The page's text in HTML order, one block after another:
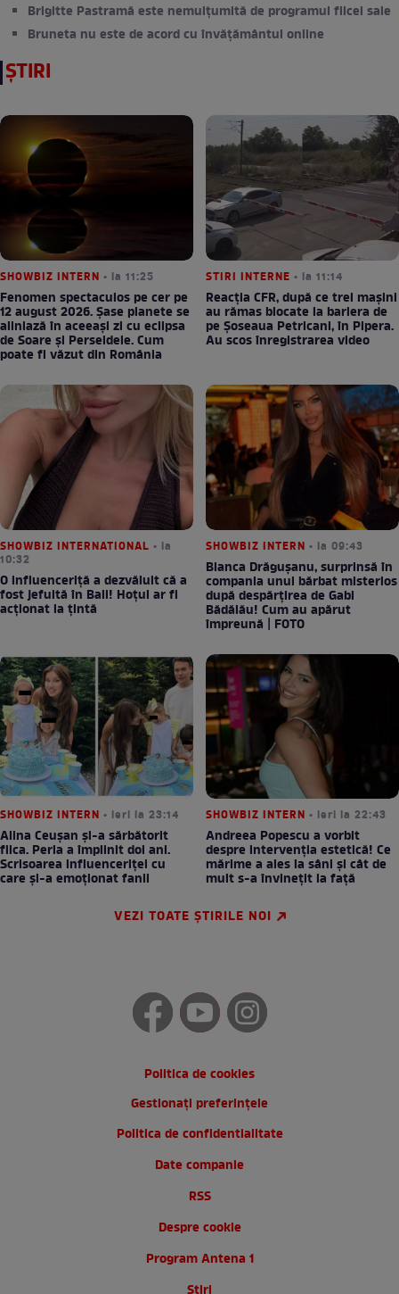
Brigitte Pastramă este nemulțumită de programul fiicei sale
Bruneta nu este de acord cu învățământul online
ȘTIRI
SHOWBIZ INTERN • la 11:25
Fenomen spectaculos pe cer pe
12 august 2026. Șase planete se
aliniază în aceeași zi cu eclipsa
de Soare și Perseidele. Cum
poate fi văzut din România
STIRI INTERNE • la 11:14
Reacția CFR, după ce trei mașini
au rămas blocate la bariera de
pe Șoseaua Petricani, în Pipera.
Au scos înregistrarea video
SHOWBIZ INTERNATIONAL • la
10:32
O influenceriță a dezvăluit că a
fost jefuită în Bali! Hoțul ar fi
acționat la țintă
SHOWBIZ INTERN • la 09:43
Bianca Drăgușanu, surprinsă în
compania unui bărbat misterios
după despărțirea de Gabi
Bădălău! Cum au apărut
împreună | FOTO
SHOWBIZ INTERN • ieri la 23:14
Alina Ceușan și-a sărbătorit
fiica. Perla a împlinit doi ani.
Scrisoarea influenceriței cu
care și-a emoționat fanii
SHOWBIZ INTERN • ieri la 22:43
Andreea Popescu a vorbit
despre intervenția estetică! Ce
mărime a ales la sâni și cât de
mult s-a învinețit la față
VEZI TOATE ȘTIRILE NOI
Politica de cookies
Gestionați preferințele
Politica de confidentialitate
Date companie
RSS
Despre cookie
Program Antena 1